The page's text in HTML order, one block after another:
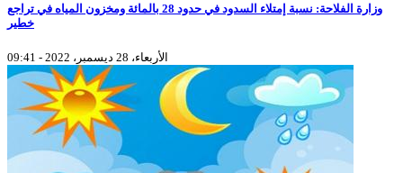
وزارة الفلاحة: نسبة إمتلاء السدود في حدود 28 بالمائة ومخزون المياه في تراجع
خطير
الأربعاء، 28 ديسمبر، 2022 - 09:41